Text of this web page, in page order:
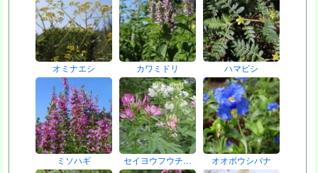
オミナエシ カワミドリ ハマビシ
ミソハギ セイヨウフウチ… オオボウシバナ